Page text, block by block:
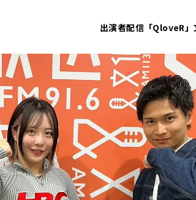
出演者配信「QloveR」